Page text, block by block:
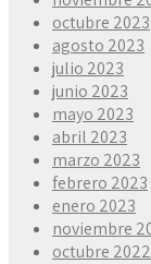
octubre 2023
agosto 2023
julio 2023
junio 2023
mayo 2023
abril 2023
marzo 2023
febrero 2023
enero 2023
noviembre
octubre 2022